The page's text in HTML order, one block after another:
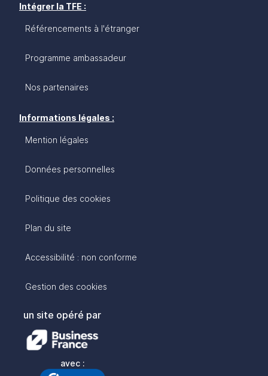
Intégrer la TFE :
Référencements à l'étranger
Programme ambassadeur
Nos partenaires
Informations légales :
Mention légales
Données personnelles
Politique des cookies
Plan du site
Accessibilité : non conforme
Gestion des cookies
un site opéré par
avec :